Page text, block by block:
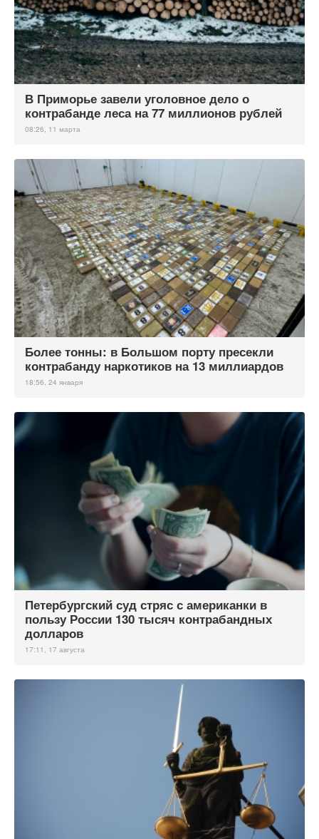
В Приморье завели уголовное дело о
контрабанде леса на 77 миллионов рублей
08:26, 11 марта
Более тонны: в Большом порту пресекли
контрабанду наркотиков на 13 миллиардов
18:56, 24 января
Петербургский суд стряс с американки в
пользу России 130 тысяч контрабандных
долларов
17:11, 17 августа